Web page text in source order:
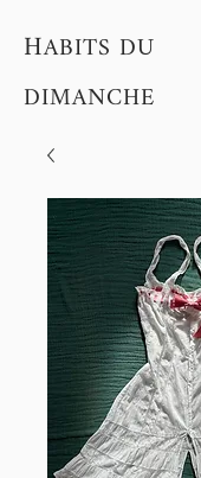
HABITS DU
DIMANCHE